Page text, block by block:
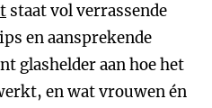
staat vol verrassende
en aansprekende
glashelder aan hoe het
en wat vrouwen én